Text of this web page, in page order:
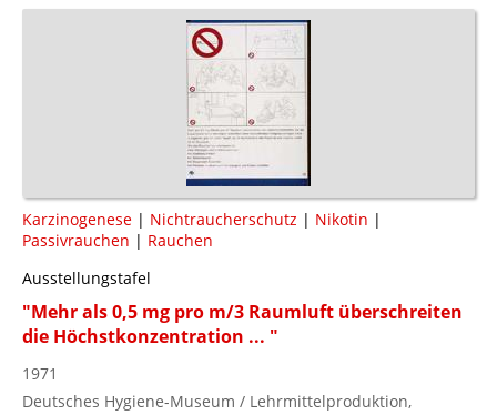
Karzinogenese | Nichtraucherschutz | Nikotin |
Passivrauchen | Rauchen
Ausstellungstafel
"Mehr als 0,5 mg pro m/3 Raumluft überschreiten
die Höchstkonzentration ... "
1971
Deutsches Hygiene-Museum / Lehrmittelproduktion,